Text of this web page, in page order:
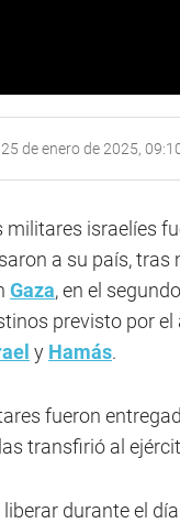
25 de enero de 2025,
militares israelíes
a su país, tras
Gaza, en el
previsto por el
y Hamás.
fueron
transfirió al
durante el